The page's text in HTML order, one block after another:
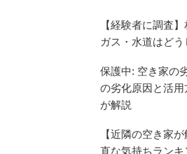
【経験者に調査
ガス・水道はど
保護中: 空き家の
の劣化原因と活
が解説
【近隣の空き家
直な気持ちラン